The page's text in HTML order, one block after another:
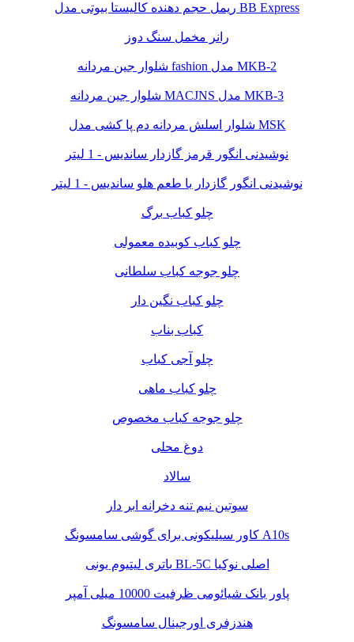
ریمل حجم دهنده کالیستا بیوتی مدل BB Express
رانر مخمل سنگ دوز
شلوار جین مردانه fashion مدل MKB-2
شلوار جین مردانه MACJNS مدل MKB-3
شلوار اسلش مردانه دم پا کشی مدل MSK
نوشیدنی انگور قرمز گازدار ساندیس - 1 لیتر
نوشیدنی انگور گازدار با طعم هلو ساندیس - 1 لیتر
چلو کباب برگ
چلو کباب کوبیده معمولی
چلو جوجه کباب سلطانی
چلو کباب نگین دار
کباب بناب
چلو آجی کباب
چلو کباب ماهی
چلو جوجه کباب مخصوص
دوغ محلی
سالاد
سوتین نیم تنه دخرانه ابر دار
کاور سیلیکونی برای گوشی سامسونگ A10s
باتری لیتیوم یونی BL-5C اصلی نوکیا
پاور بانک شیائومی ظرفیت 10000 میلی آمپر
هندزفری اورجینال سامسونگ